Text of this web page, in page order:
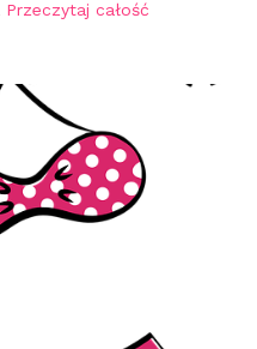
Przeczytaj całość